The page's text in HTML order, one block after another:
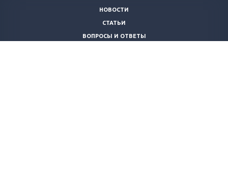
НОВОСТИ
СТАТЬИ
ВОПРОСЫ И ОТВЕТЫ